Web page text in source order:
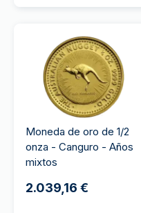
Moneda de oro de 1/2
onza - Canguro - Años
mixtos
2.039,16 €